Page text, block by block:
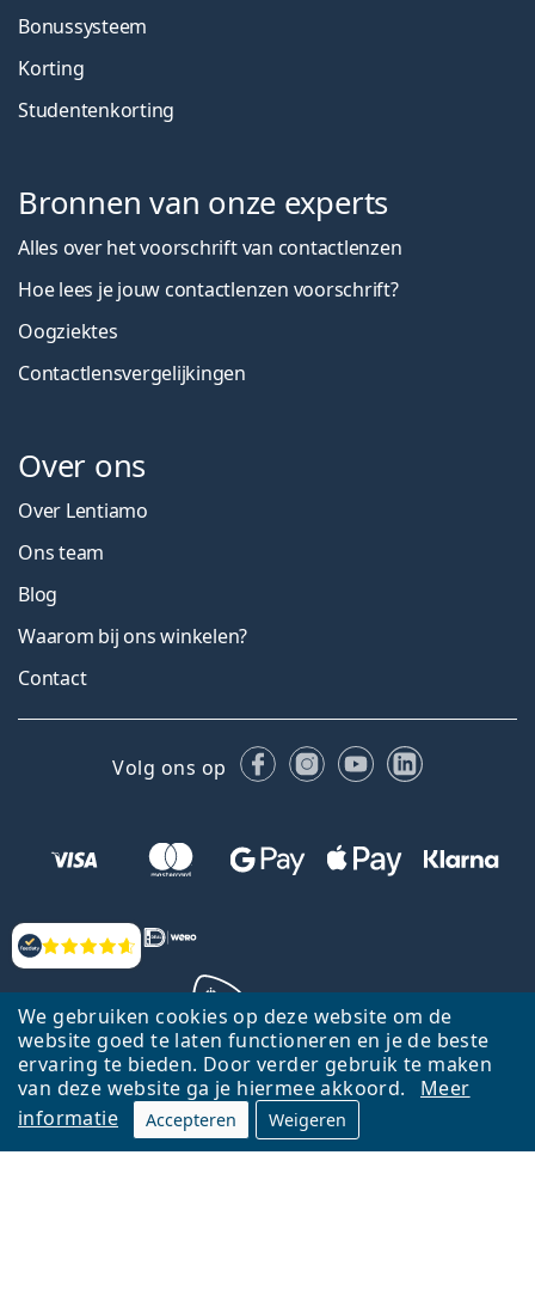
We gebruiken cookies op deze website om de
website goed te laten functioneren en je de beste
ervaring te bieden. Door verder gebruik te maken
van deze website ga je hiermee akkoord.
Meer
informatie
Accepteren Weigeren
Beoordelingen
Bonussysteem
Korting
Studentenkorting
Bronnen van onze experts
Alles over het voorschrift van contactlenzen
Hoe lees je jouw contactlenzen voorschrift?
Oogziektes
Contactlensvergelijkingen
Over ons
Over Lentiamo
Ons team
Blog
Waarom bij ons winkelen?
Contact
Volg ons op FacebookInstagram
YouTubeLinkedIn
Terug naar de homepagina
Ga omhoog
Lentiamo.nl is eigendom van en wordt beheerd door Lentiamo s.r.o.,
Tsjechië
Hier al 18 jaar voor jou.